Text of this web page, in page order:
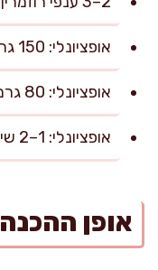
אופציונלי: 150 גרם עגבניות שרי חצויות
אופציונלי: 80 גרם זיתים מגולענים
אופציונלי: 1–2 שיני שום פרוסות דק
אופן ההכנה